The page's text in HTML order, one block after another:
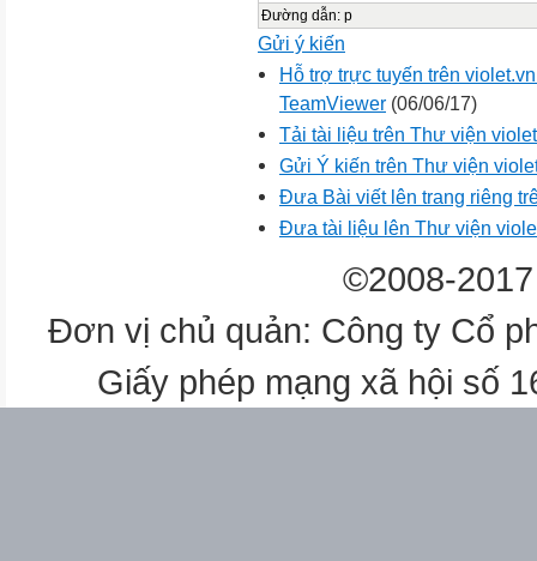
Đường dẫn: p
Gửi ý kiến
Hỗ trợ trực tuyến trên
TeamViewer (06/06/17)
Tải tài liệu trên Thư viện
Gửi Ý kiến trên Thư viện
Đưa Bài viết lên trang riêng
Đưa tài liệu lên Thư viện
©2008-
Đơn vị chủ quản: Công ty Cổ
Giấy phép mạng xã hội số